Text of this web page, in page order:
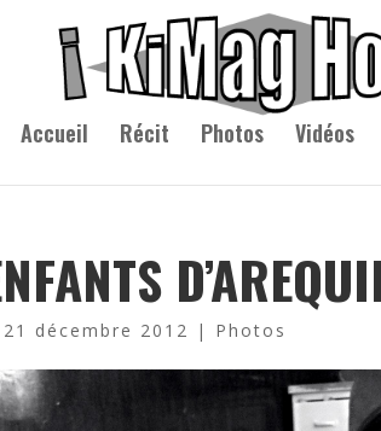
Accueil Récit Photos Vidéos
21 décembre 2012 | Photos